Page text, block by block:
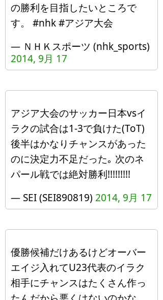
の勝利を目指したいところで
す。 #nhk #アジア大会
— ＮＨＫスポーツ (nhk_sports)
2014, 9月 17
アジア大会のサッカー日本vsイ
ラクの試合は1-3で負けた(ToT)
後半はかなりチャンスがあった
のに決定力不足だった｡ 次のネ
パール戦では絶対勝利!!!!!!!!!
— SEI (SEI890819) 2014, 9月 17
優勝候補だけあるけどオーバー
エイジ入れてU23代表のイラク
相手にチャンスはたくさん作っ